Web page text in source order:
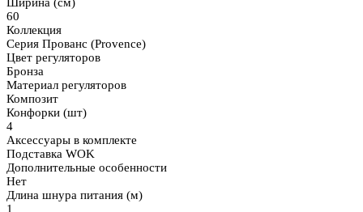
60
Коллекция
Серия Прованс (Provence)
Цвет регуляторов
Бронза
Материал регуляторов
Композит
Конфорки (шт)
4
Аксессуары в комплекте
Подставка WOK
Дополнительные особенности
Нет
Длина шнура питания (м)
1